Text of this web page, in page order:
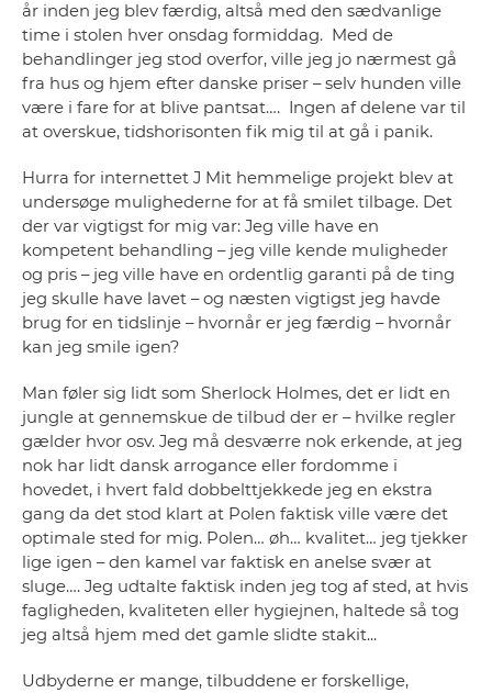
år inden jeg blev færdig, altså med den sædvanlige
time i stolen hver onsdag formiddag. Med de
behandlinger jeg stod overfor, ville jeg jo nærmest gå
fra hus og hjem efter danske priser – selv hunden ville
være i fare for at blive pantsat…. Ingen af delene var til
at overskue, tidshorisonten fik mig til at gå i panik.
Hurra for internettet J Mit hemmelige projekt blev at
undersøge mulighederne for at få smilet tilbage. Det
der var vigtigst for mig var: Jeg ville have en
kompetent behandling – jeg ville kende muligheder
og pris – jeg ville have en ordentlig garanti på de ting
jeg skulle have lavet – og næsten vigtigst jeg havde
brug for en tidslinje – hvornår er jeg færdig – hvornår
kan jeg smile igen?
Man føler sig lidt som Sherlock Holmes, det er lidt en
jungle at gennemskue de tilbud der er – hvilke regler
gælder hvor osv. Jeg må desværre nok erkende, at jeg
nok har lidt dansk arrogance eller fordomme i
hovedet, i hvert fald dobbelttjekkede jeg en ekstra
gang da det stod klart at Polen faktisk ville være det
optimale sted for mig. Polen… øh… kvalitet… jeg tjekker
lige igen – den kamel var faktisk en anelse svær at
sluge…. Jeg udtalte faktisk inden jeg tog af sted, at hvis
fagligheden, kvaliteten eller hygiejnen, haltede så tog
jeg altså hjem med det gamle slidte stakit...
Udbyderne er mange, tilbuddene er forskellige,